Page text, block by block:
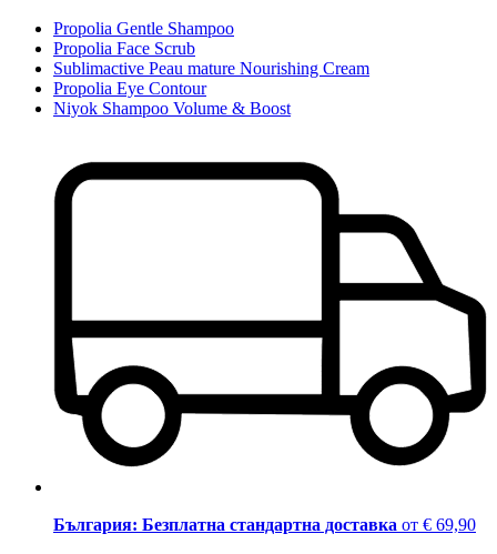
Propolia Gentle Shampoo
Propolia Face Scrub
Sublimactive Peau mature Nourishing Cream
Propolia Eye Contour
Niyok Shampoo Volume & Boost
България: Безплатна стандартна доставка от € 69,90